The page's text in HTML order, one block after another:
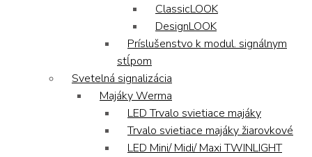
ClassicLOOK
DesignLOOK
Príslušenstvo k modul. signálnym
stĺpom
Svetelná signalizácia
Majáky Werma
LED Trvalo svietiace majáky
Trvalo svietiace majáky žiarovkové
LED Mini/ Midi/ Maxi TWINLIGHT